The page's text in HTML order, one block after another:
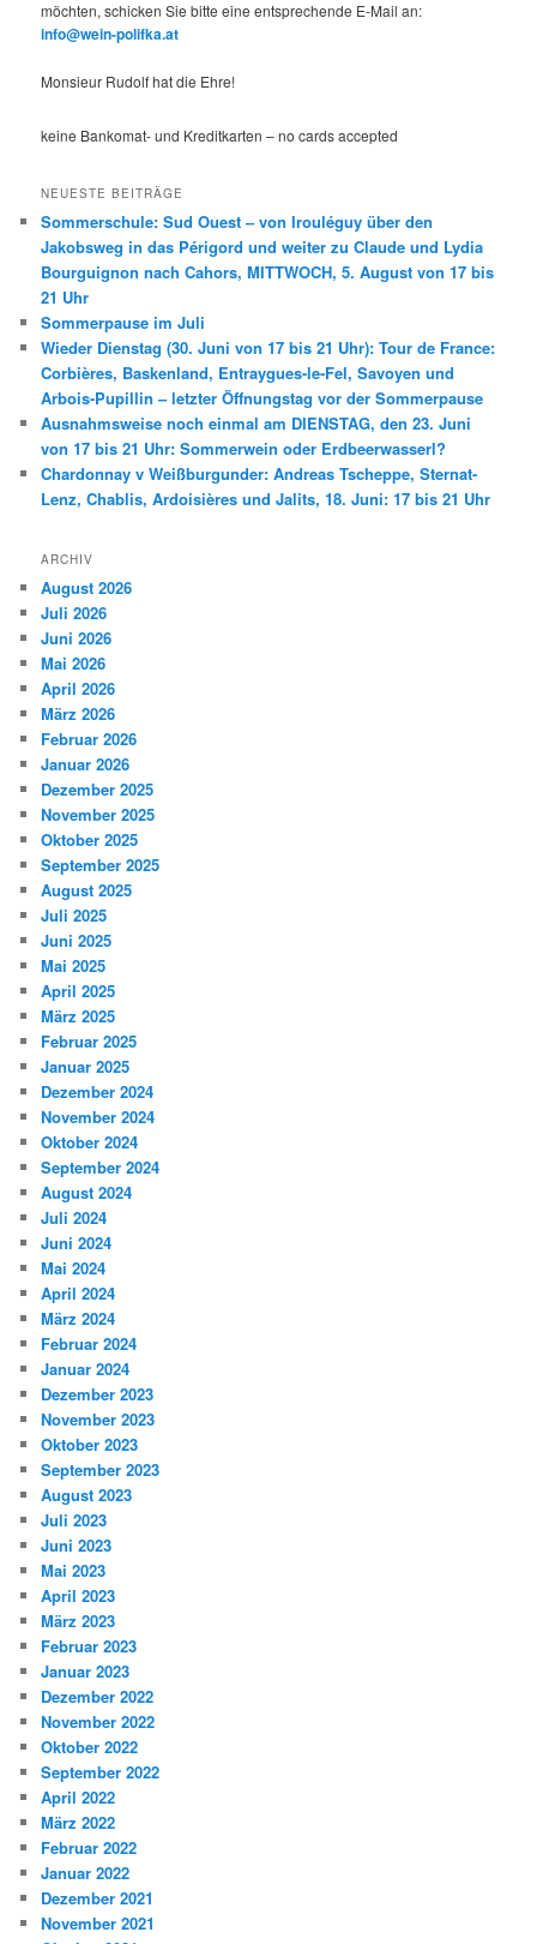
möchten, schicken Sie bitte eine entsprechende E-Mail an:
info@wein-polifka.at
Monsieur Rudolf hat die Ehre!
keine Bankomat- und Kreditkarten – no cards accepted
NEUESTE BEITRÄGE
Sommerschule: Sud Ouest – von Irouléguy über den
Jakobsweg in das Périgord und weiter zu Claude und Lydia
Bourguignon nach Cahors, MITTWOCH, 5. August von 17 bis
21 Uhr
Sommerpause im Juli
Wieder Dienstag (30. Juni von 17 bis 21 Uhr): Tour de France:
Corbières, Baskenland, Entraygues-le-Fel, Savoyen und
Arbois-Pupillin – letzter Öffnungstag vor der Sommerpause
Ausnahmsweise noch einmal am DIENSTAG, den 23. Juni
von 17 bis 21 Uhr: Sommerwein oder Erdbeerwasserl?
Chardonnay v Weißburgunder: Andreas Tscheppe, Sternat-
Lenz, Chablis, Ardoisières und Jalits, 18. Juni: 17 bis 21 Uhr
ARCHIV
August 2026
Juli 2026
Juni 2026
Mai 2026
April 2026
März 2026
Februar 2026
Januar 2026
Dezember 2025
November 2025
Oktober 2025
September 2025
August 2025
Juli 2025
Juni 2025
Mai 2025
April 2025
März 2025
Februar 2025
Januar 2025
Dezember 2024
November 2024
Oktober 2024
September 2024
August 2024
Juli 2024
Juni 2024
Mai 2024
April 2024
März 2024
Februar 2024
Januar 2024
Dezember 2023
November 2023
Oktober 2023
September 2023
August 2023
Juli 2023
Juni 2023
Mai 2023
April 2023
März 2023
Februar 2023
Januar 2023
Dezember 2022
November 2022
Oktober 2022
September 2022
April 2022
März 2022
Februar 2022
Januar 2022
Dezember 2021
November 2021